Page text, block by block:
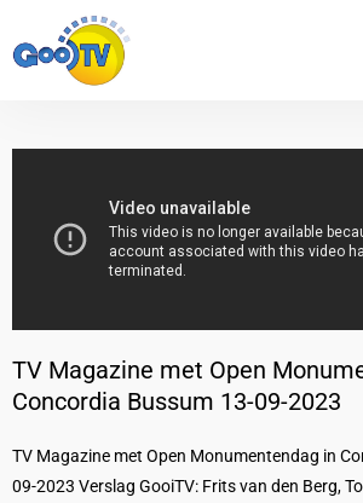
TV Magazine met Open
Concordia Bussum 13-09-2023
TV Magazine met Open Monumentendag in
09-2023 Verslag GooiTV: Frits van den Berg,